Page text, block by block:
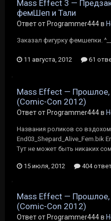
Mass Effect 3 —
фемШеп и Тали
Ответ от Programmer444 в
Заказал фигурку фемшепки.
11 августа, 2012 61
Mass Effect —
(Comic-Con 2012)
Ответ от Programmer444 в
Названия роликов со
End03_Shepard_Alive_Fem.bik
Тут не может быть никаких
15 июля, 2012 404
Mass Effect —
(Comic-Con 2012)
Ответ от Programmer444 в